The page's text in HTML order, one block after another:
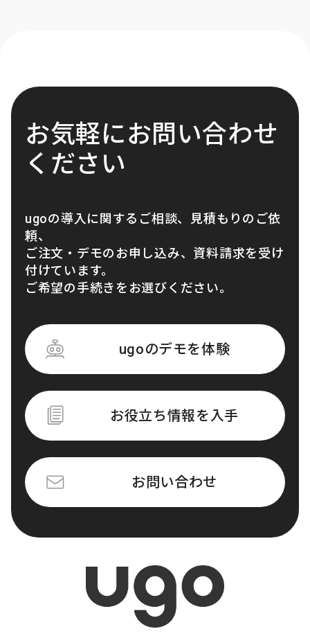
お気軽にお問い合わせ
ください
ugoの導入に関するご相談、見積もりのご依
頼、
ご注文・デモのお申し込み、資料請求を受け
付けています。
ご希望の手続きをお選びください。
ugoのデモを体験
お役立ち情報を入手
お問い合わせ